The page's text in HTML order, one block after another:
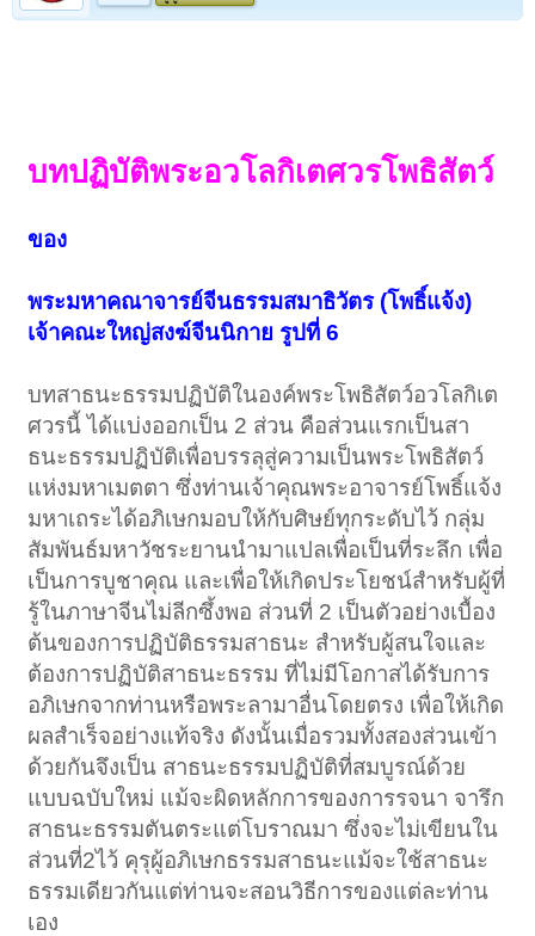
บทปฏิบัติพระอวโลกิเตศวรโพธิสัตว์
ของ
พระมหาคณาจารย์จีนธรรมสมาธิวัตร (โพธิ์แจ้ง)
เจ้าคณะใหญ่สงฆ์จีนนิกาย รูปที่ 6
บทสาธนะธรรมปฏิบัติในองค์พระโพธิสัตว์อวโลกิเต
ศวรนี้ ได้แบ่งออกเป็น 2 ส่วน คือส่วนแรกเป็นสา
ธนะธรรมปฏิบัติเพื่อบรรลุสู่ความเป็นพระโพธิสัตว์
แห่งมหาเมตตา ซึ่งท่านเจ้าคุณพระอาจารย์โพธิ์แจ้ง
มหาเถระได้อภิเษกมอบให้กับศิษย์ทุกระดับไว้ กลุ่ม
สัมพันธ์มหาวัชระยานนำมาแปลเพื่อเป็นที่ระลึก เพื่อ
เป็นการบูชาคุณ และเพื่อให้เกิดประโยชน์สำหรับผู้ที่
รู้ในภาษาจีนไม่ลีกซึ้งพอ ส่วนที่ 2 เป็นตัวอย่างเบื้อง
ต้นของการปฏิบัติธรรมสาธนะ สำหรับผู้สนใจและ
ต้องการปฏิบัติสาธนะธรรม ที่ไม่มีโอกาสได้รับการ
อภิเษกจากท่านหรือพระลามาอื่นโดยตรง เพื่อให้เกิด
ผลสำเร็จอย่างแท้จริง ดังนั้นเมื่อรวมทั้งสองส่วนเข้า
ด้วยกันจึงเป็น สาธนะธรรมปฏิบัติที่สมบูรณ์ด้วย
แบบฉบับใหม่ แม้จะผิดหลักการของการรจนา จารึก
สาธนะธรรมตันตระแต่โบราณมา ซึ่งจะไม่เขียนใน
ส่วนที่2ไว้ คุรุผู้อภิเษกธรรมสาธนะแม้จะใช้สาธนะ
ธรรมเดียวกันแต่ท่านจะสอนวิธีการของแต่ละท่าน
เอง